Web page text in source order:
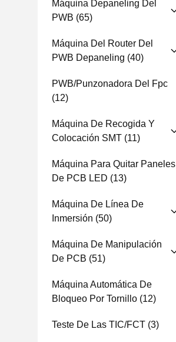
Máquina Depaneling Del
PWB (65)
Máquina Del Router Del
PWB Depaneling (40)
PWB/punzonadora Del Fpc
(12)
Máquina De Recogida Y
Colocación SMT (11)
Máquina Para Quitar Paneles
De PCB LED (13)
Máquina De Línea De
Inmersión (50)
Máquina De Manipulación
De PCB (51)
Máquina Automática De
Bloqueo Por Tornillo (12)
Teste De Las TIC/FCT (3)